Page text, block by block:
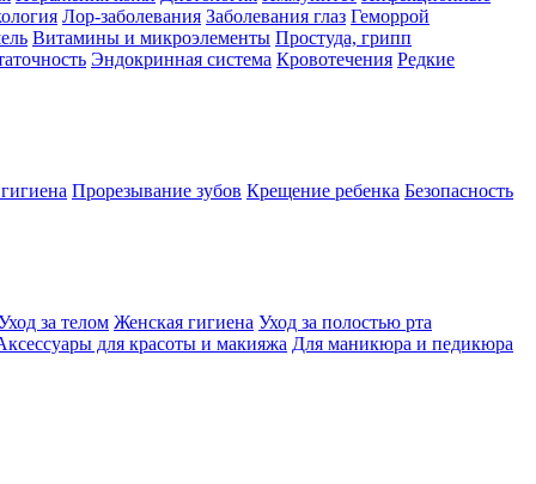
Лор-заболевания Заболевания глаз Геморрой
Витамины и микроэлементы Простуда, грипп
Эндокринная система Кровотечения Редкие
Прорезывание зубов Крещение ребенка Безопасность
за телом Женская гигиена Уход за полостью рта
для красоты и макияжа Для маникюра и педикюра